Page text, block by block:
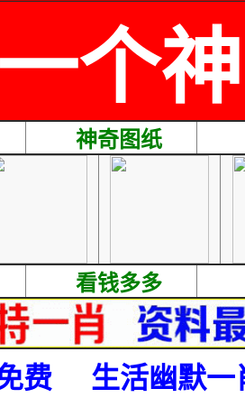
一个
神奇图纸
看钱多多
费
生活幽默一